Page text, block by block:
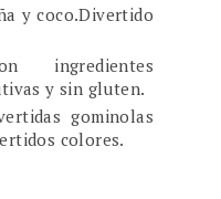
y coco.Divertido
ingredientes
y sin gluten.
gominolas
colores.